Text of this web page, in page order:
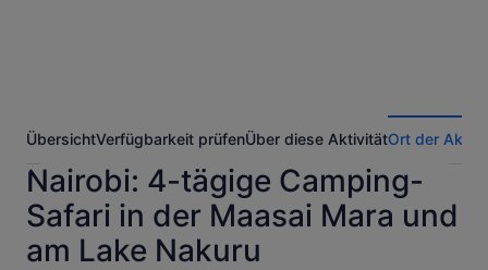
ÜbersichtVerfügbarkeit prüfenÜber diese AktivitätOrt der
Nairobi: 4-tägige Camping-
Safari in der Maasai Mara und
am Lake Nakuru